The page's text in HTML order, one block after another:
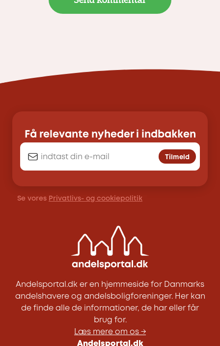
Få relevante nyheder i indbakken
Tilmeld
Se vores Privatlivs- og cookiepolitik
Andelsportal.dk er en hjemmeside for Danmarks
andelshavere og andelsboligforeninger. Her kan
de finde alle de informationer, de har eller får
brug for.
Læs mere om os →
Andelsportal.dk